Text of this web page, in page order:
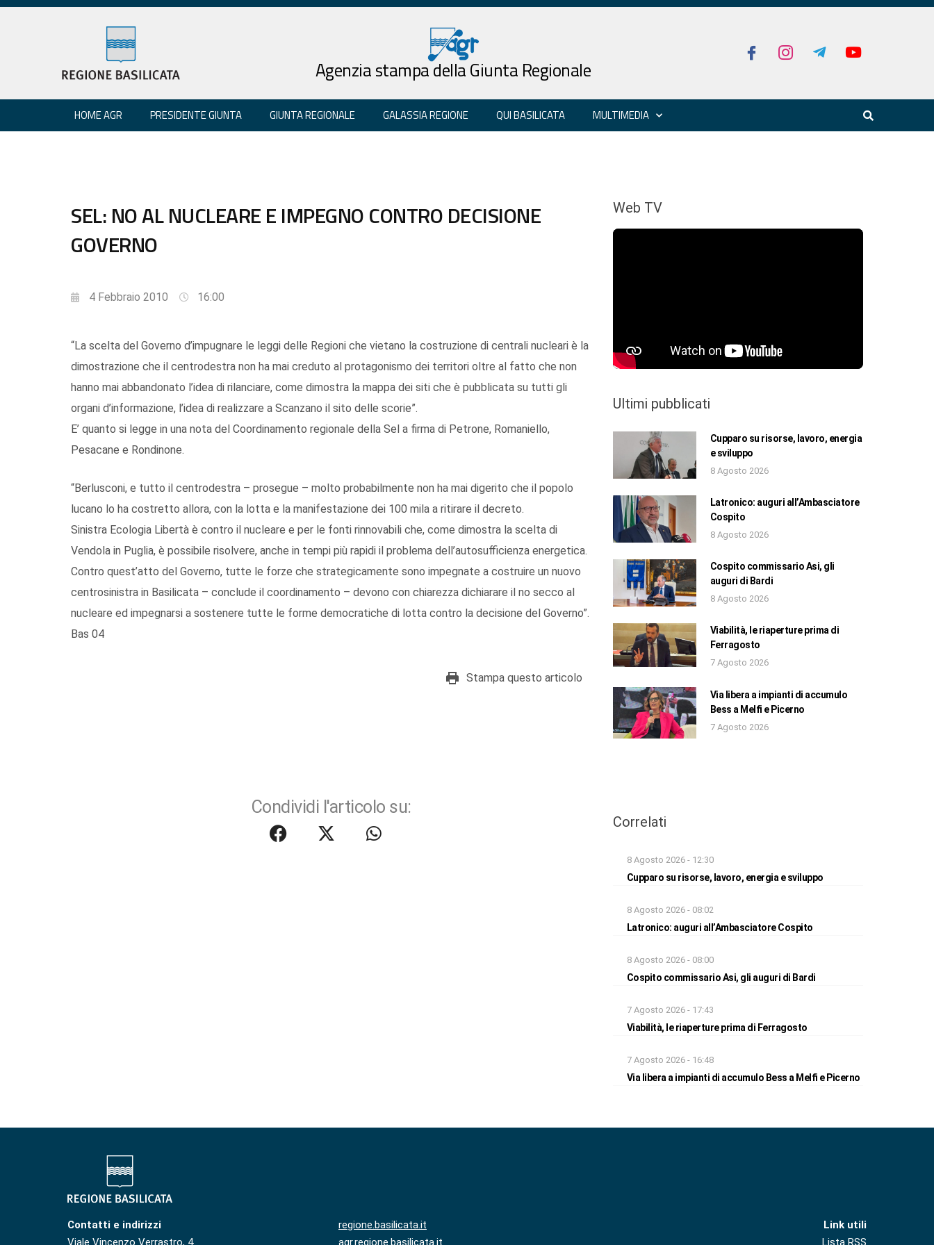
Agenzia stampa della Giunta Regionale
HOME AGR PRESIDENTE GIUNTA GIUNTA REGIONALE GALASSIA REGIONE QUI BASILICATA MULTIMEDIA
SEL: NO AL NUCLEARE E IMPEGNO CONTRO DECISIONE
GOVERNO
4 Febbraio 2010 16:00
“La scelta del Governo d’impugnare le leggi delle Regioni che vietano la costruzione di centrali nucleari è la
dimostrazione che il centrodestra non ha mai creduto al protagonismo dei territori oltre al fatto che non
hanno mai abbandonato l’idea di rilanciare, come dimostra la mappa dei siti che è pubblicata su tutti gli
organi d’informazione, l’idea di realizzare a Scanzano il sito delle scorie”.
E’ quanto si legge in una nota del Coordinamento regionale della Sel a firma di Petrone, Romaniello,
Pesacane e Rondinone.
“Berlusconi, e tutto il centrodestra – prosegue – molto probabilmente non ha mai digerito che il popolo
lucano lo ha costretto allora, con la lotta e la manifestazione dei 100 mila a ritirare il decreto.
Sinistra Ecologia Libertà è contro il nucleare e per le fonti rinnovabili che, come dimostra la scelta di
Vendola in Puglia, è possibile risolvere, anche in tempi più rapidi il problema dell’autosufficienza energetica.
Contro quest’atto del Governo, tutte le forze che strategicamente sono impegnate a costruire un nuovo
centrosinistra in Basilicata – conclude il coordinamento – devono con chiarezza dichiarare il no secco al
nucleare ed impegnarsi a sostenere tutte le forme democratiche di lotta contro la decisione del Governo”.
Bas 04
Stampa questo articolo
Condividi l'articolo su:
Web TV
Ultimi pubblicati
Cupparo su risorse, lavoro, energia
e sviluppo
8 Agosto 2026
Latronico: auguri all’Ambasciatore
Cospito
8 Agosto 2026
Cospito commissario Asi, gli
auguri di Bardi
8 Agosto 2026
Viabilità, le riaperture prima di
Ferragosto
7 Agosto 2026
Via libera a impianti di accumulo
Bess a Melfi e Picerno
7 Agosto 2026
Correlati
8 Agosto 2026 - 12:30
Cupparo su risorse, lavoro, energia e sviluppo
8 Agosto 2026 - 08:02
Latronico: auguri all’Ambasciatore Cospito
8 Agosto 2026 - 08:00
Cospito commissario Asi, gli auguri di Bardi
7 Agosto 2026 - 17:43
Viabilità, le riaperture prima di Ferragosto
7 Agosto 2026 - 16:48
Via libera a impianti di accumulo Bess a Melfi e Picerno
Contatti e indirizzi
Viale Vincenzo Verrastro, 4
regione.basilicata.it
agr.regione.basilicata.it
Link utili
Lista RSS